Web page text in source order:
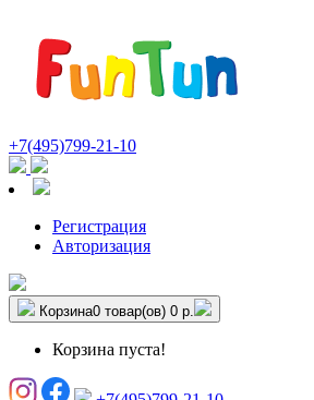
+7(495)799-21-10
Регистрация
Авторизация
Корзина0 товар(ов) 0 р.
Корзина пуста!